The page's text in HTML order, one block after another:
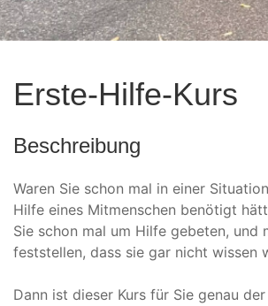
Erste-Hilfe-Kurs
Beschreibung
Waren Sie schon mal in einer
Hilfe eines Mitmenschen benötigt
Sie schon mal um Hilfe gebeten, und
feststellen, dass sie gar nicht wissen
Dann ist dieser Kurs für Sie genau